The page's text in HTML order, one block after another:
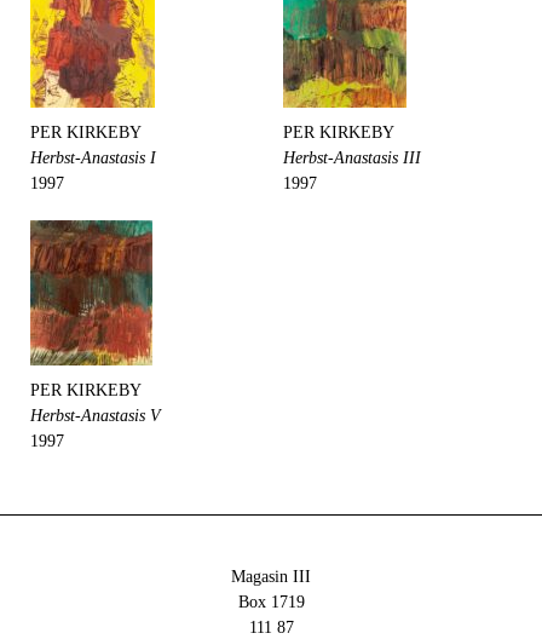
PER KIRKEBY
Herbst-Anastasis I
1997
PER KIRKEBY
Herbst-Anastasis III
1997
PER KIRKEBY
Herbst-Anastasis V
1997
Magasin III
Box 1719
111 87